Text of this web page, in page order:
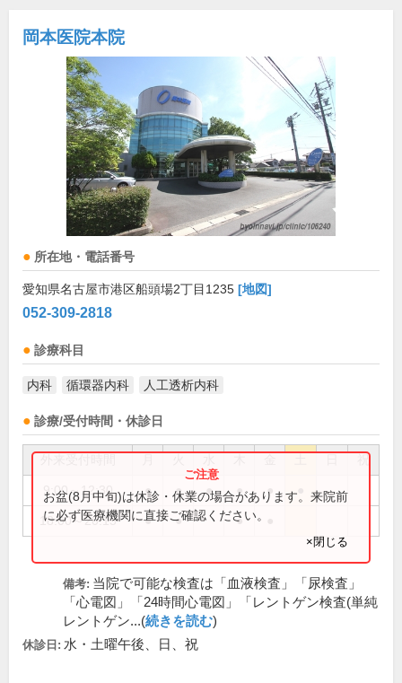
岡本医院本院
所在地・電話番号
愛知県名古屋市港区船頭場2丁目1235 [地図]
052-309-2818
診療科目
内科 循環器内科 人工透析内科
診療/受付時間・休診日
祝
9:00～12:30 ● ● ● ● ●
18:00～20:15 ● ● ●
お盆(8月中旬)は休診・休業の場合があります。来院前
に必ず医療機関に直接ご確認ください。
×閉じる
備考: 当院で可能な検査は「血液検査」「尿検査」
「心電図」「24時間心電図」「レントゲン検査(単純
レントゲン...(続きを読む)
休診日: 水・土曜午後、日、祝